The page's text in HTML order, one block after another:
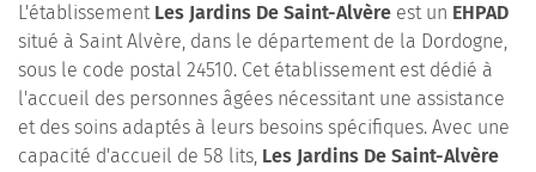
L'établissement Les Jardins De Saint-Alvère est un EHPAD
situé à Saint Alvère, dans le département de la Dordogne,
sous le code postal 24510. Cet établissement est dédié à
l'accueil des personnes âgées nécessitant une assistance
et des soins adaptés à leurs besoins spécifiques. Avec une
capacité d'accueil de 58 lits, Les Jardins De Saint-Alvère